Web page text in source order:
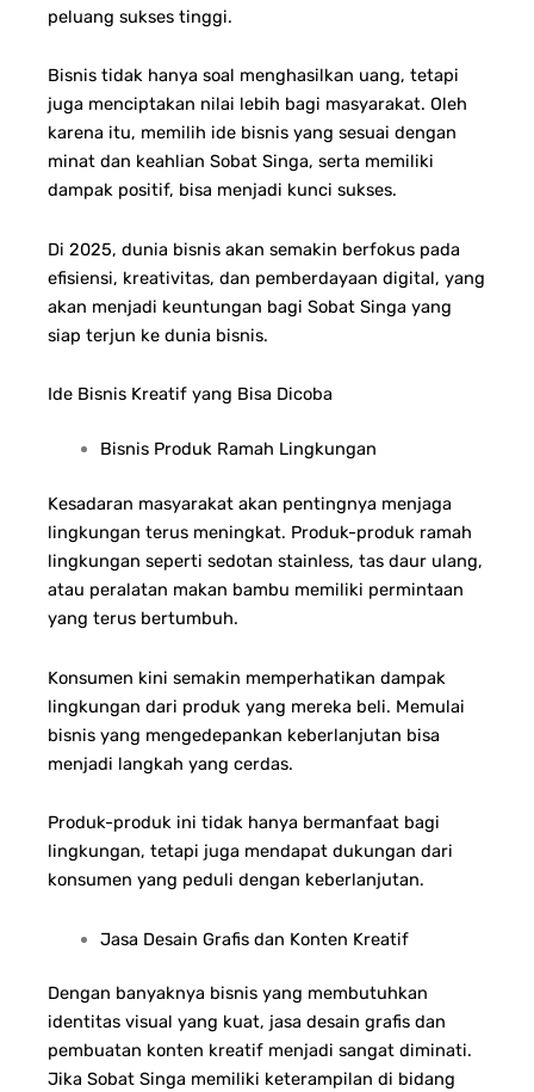
peluang sukses tinggi.
Bisnis tidak hanya soal menghasilkan uang, tetapi
juga menciptakan nilai lebih bagi masyarakat. Oleh
karena itu, memilih ide bisnis yang sesuai dengan
minat dan keahlian Sobat Singa, serta memiliki
dampak positif, bisa menjadi kunci sukses.
Di 2025, dunia bisnis akan semakin berfokus pada
efisiensi, kreativitas, dan pemberdayaan digital, yang
akan menjadi keuntungan bagi Sobat Singa yang
siap terjun ke dunia bisnis.
Ide Bisnis Kreatif yang Bisa Dicoba
Bisnis Produk Ramah Lingkungan
Kesadaran masyarakat akan pentingnya menjaga
lingkungan terus meningkat. Produk-produk ramah
lingkungan seperti sedotan stainless, tas daur ulang,
atau peralatan makan bambu memiliki permintaan
yang terus bertumbuh.
Konsumen kini semakin memperhatikan dampak
lingkungan dari produk yang mereka beli. Memulai
bisnis yang mengedepankan keberlanjutan bisa
menjadi langkah yang cerdas.
Produk-produk ini tidak hanya bermanfaat bagi
lingkungan, tetapi juga mendapat dukungan dari
konsumen yang peduli dengan keberlanjutan.
Jasa Desain Grafis dan Konten Kreatif
Dengan banyaknya bisnis yang membutuhkan
identitas visual yang kuat, jasa desain grafis dan
pembuatan konten kreatif menjadi sangat diminati.
Jika Sobat Singa memiliki keterampilan di bidang